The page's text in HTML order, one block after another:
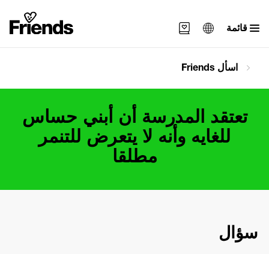
العربية
قائمة
اسأل Friends
تعتقد المدرسة أن أبني حساس
للغايه وأنه لا يتعرض للتنمر
مطلقا
سؤال